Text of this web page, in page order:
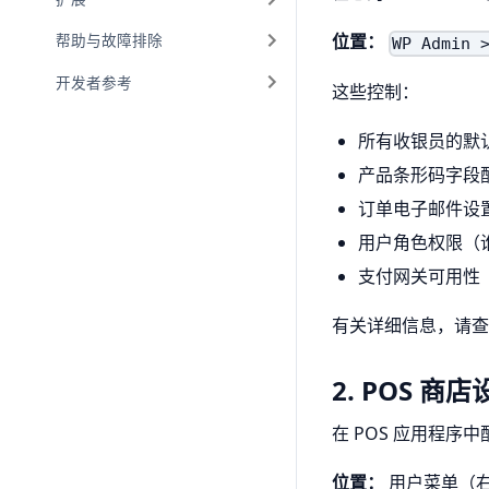
帮助与故障排除
开发者参考
位置： WP Admin
这些控制：
所有收银员的默
产品条形码字段
订单电子邮件设
用户角色权限（
支付网关可用性
有关详细信息，请
2. POS 商店
在 POS 应用程序
位置： 用户菜单（